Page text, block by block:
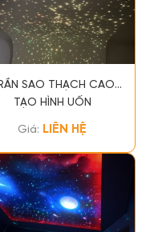
SAO THẠCH CAO
TẠO HÌNH UỐN
Giá: LIÊN HỆ